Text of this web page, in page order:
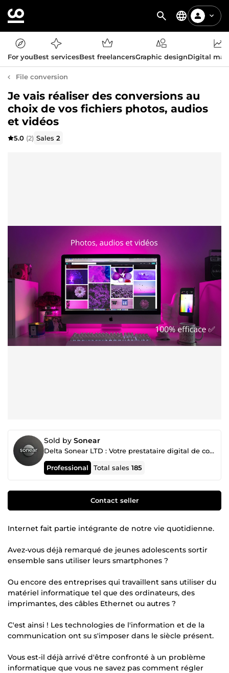
For youBest servicesBest freelancersGraphic designDigital
File conversion
Je vais réaliser des conversions au
choix de vos fichiers photos, audios
et vidéos
5.0 (2) Sales2
Sold by Sonear
Delta Sonear LTD : Votre prestataire digital de confiance
Professional Total sales185
Contact seller
Internet fait partie intégrante de notre vie quotidienne.
Avez-vous déjà remarqué de jeunes adolescents sortir
ensemble sans utiliser leurs smartphones ?
Ou encore des entreprises qui travaillent sans utiliser du
matériel informatique tel que des ordinateurs, des
imprimantes, des câbles Ethernet ou autres ?
C'est ainsi ! Les technologies de l'information et de la
communication ont su s'imposer dans le siècle présent.
Vous est-il déjà arrivé d'être confronté à un problème
informatique que vous ne savez pas comment régler